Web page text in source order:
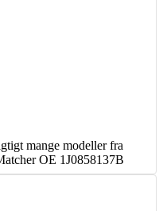
mange modeller fra
OE 1J0858137B